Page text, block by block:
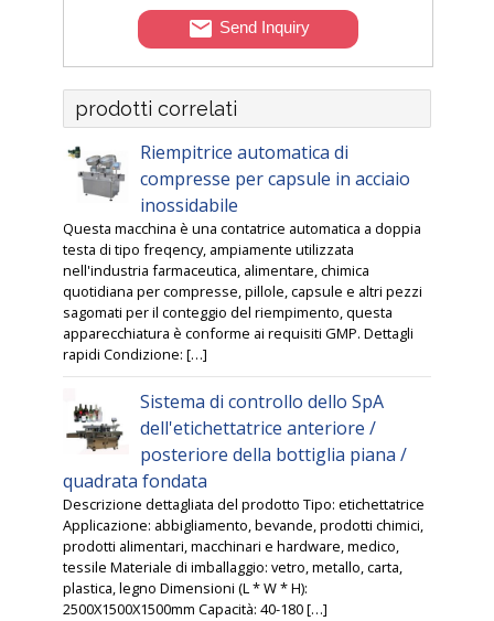
Send Inquiry
prodotti correlati
Riempitrice automatica di
compresse per capsule in acciaio
inossidabile
Questa macchina è una contatrice automatica a doppia
testa di tipo freqency, ampiamente utilizzata
nell'industria farmaceutica, alimentare, chimica
quotidiana per compresse, pillole, capsule e altri pezzi
sagomati per il conteggio del riempimento, questa
apparecchiatura è conforme ai requisiti GMP. Dettagli
rapidi Condizione: […]
Sistema di controllo dello SpA
dell'etichettatrice anteriore /
posteriore della bottiglia piana /
quadrata fondata
Descrizione dettagliata del prodotto Tipo: etichettatrice
Applicazione: abbigliamento, bevande, prodotti chimici,
prodotti alimentari, macchinari e hardware, medico,
tessile Materiale di imballaggio: vetro, metallo, carta,
plastica, legno Dimensioni (L * W * H):
2500X1500X1500mm Capacità: 40-180 […]